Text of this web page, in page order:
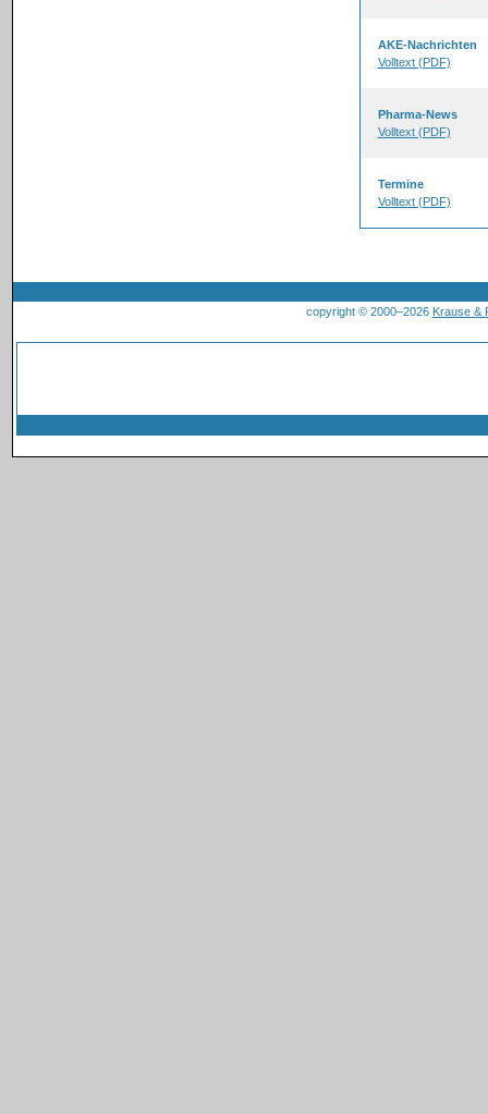
AKE-Nachrichten
Volltext (PDF)
Pharma-News
Volltext (PDF)
Termine
Volltext (PDF)
copyright © 2000–2026 Krause &